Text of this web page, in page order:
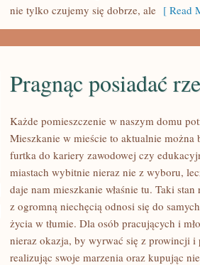
OKAZJĘ
DOMEM
DUŻO
CZASU
nie tylko czujemy się dobrze, ale [ Read
PRAGNĄC
POSIADAĆ
RZECZYWIŚCIE
Pragnąc posiadać
Każde pomieszczenie w naszym domu
Mieszkanie w mieście to aktualnie można
furtka do kariery zawodowej czy
miastach wybitnie nieraz nie z wyboru,
daje nam mieszkanie właśnie tu. Taki
z ogromną niechęcią odnosi się do
życia w tłumie. Dla osób pracujących i
nieraz okazja, by wyrwać się z prowincji i
realizując swoje marzenia oraz kupując